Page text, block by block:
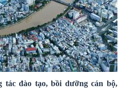
tác đào tạo, bồi dưỡng cán bộ,